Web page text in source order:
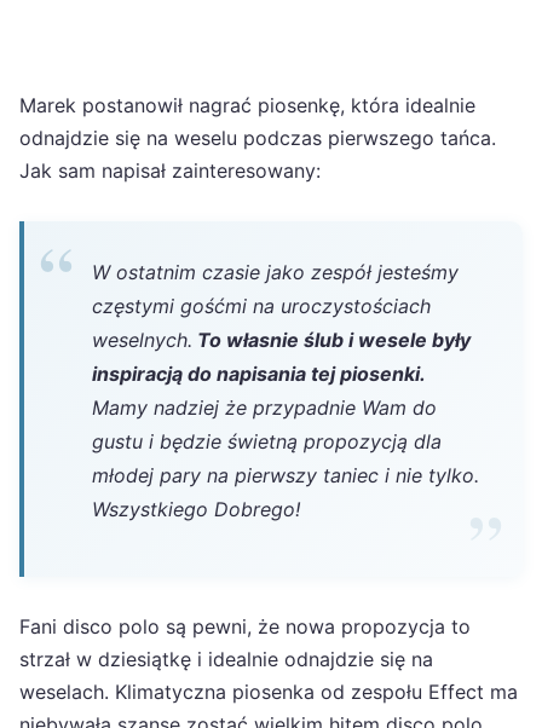
Marek postanowił nagrać piosenkę, która idealnie
odnajdzie się na weselu podczas pierwszego tańca.
Jak sam napisał zainteresowany:
W ostatnim czasie jako zespół jesteśmy
częstymi gośćmi na uroczystościach
weselnych. To własnie ślub i wesele były
inspiracją do napisania tej piosenki.
Mamy nadziej że przypadnie Wam do
gustu i będzie świetną propozycją dla
młodej pary na pierwszy taniec i nie tylko.
Wszystkiego Dobrego!
Fani disco polo są pewni, że nowa propozycja to
strzał w dziesiątkę i idealnie odnajdzie się na
weselach. Klimatyczna piosenka od zespołu Effect ma